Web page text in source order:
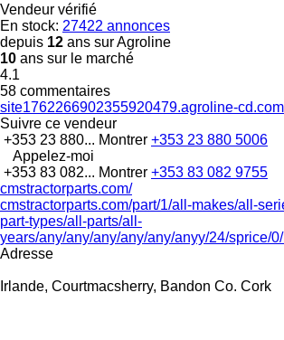
Vendeur vérifié
En stock: 27422 annonces
depuis 12 ans sur Agroline
10 ans sur le marché
4.1
58 commentaires
site1762266902355920479.agroline-cd.com
Suivre ce vendeur
+353 23 880... Montrer +353 23 880 5006
Appelez-moi
+353 83 082... Montrer +353 83 082 9755
cmstractorparts.com/
cmstractorparts.com/part/1/all-makes/all-
part-types/all-parts/all-
years/any/any/any/any/any/anyy/24/sprice/
Adresse
Irlande, Courtmacsherry, Bandon Co. Cork